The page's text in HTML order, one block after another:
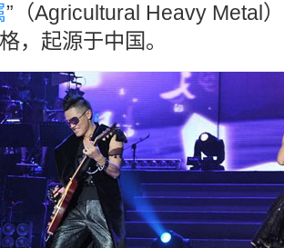
”（Agricultural Heavy Metal
，起源于中国。